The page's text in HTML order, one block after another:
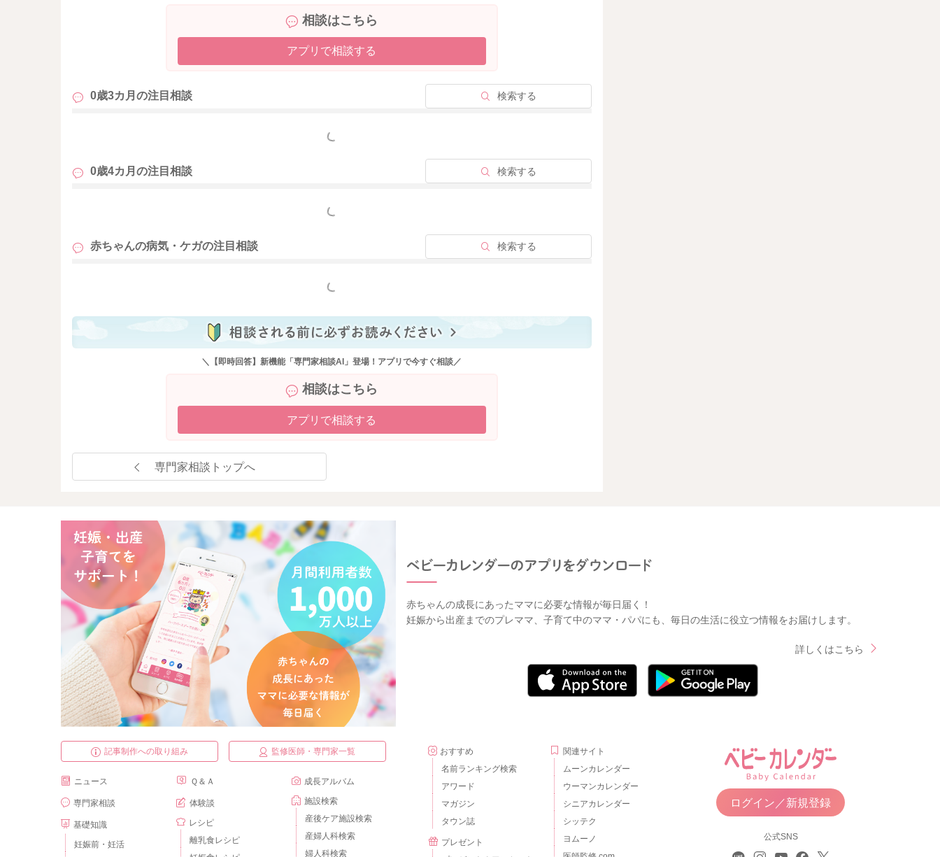
相談はこちら
アプリで相談する
0歳3カ月の注目相談 検索する
もっと見る
0歳4カ月の注目相談 検索する
もっと見る
赤ちゃんの病気・ケガの注目相談 検索する
もっと見る
＼【即時回答】新機能「専門家相談AI」登場！アプリで今すぐ相談／
相談はこちら
アプリで相談する
専門家相談トップへ
赤ちゃんの成長にあったママに必要な情報が毎日届く！
妊娠から出産までのプレママ、子育て中のママ・パパにも、毎日の生活に役立つ情報をお届けします。
詳しくはこちら
記事制作への取り組み 監修医師・専門家一覧
ニュース
専門家相談
基礎知識
妊娠前・妊活
Ｑ＆Ａ
体験談
レシピ
離乳食レシピ
成長アルバム
施設検索
産後ケア施設検索
産婦人科検索
婦人科検索
おすすめ
名前ランキング検索
アワード
マガジン
タウン誌
プレゼント
関連サイト
ムーンカレンダー
ウーマンカレンダー
シニアカレンダー
シッテク
ヨムーノ
ログイン／新規登録
公式SNS